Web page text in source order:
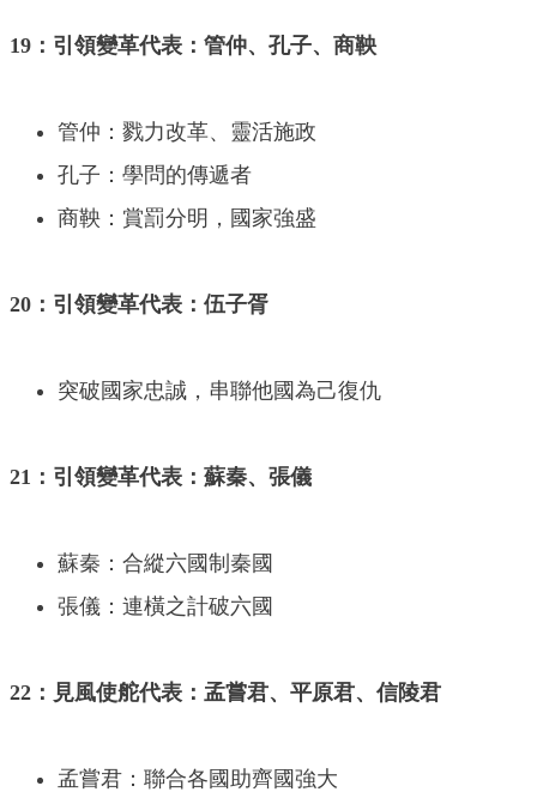
19：引領變革代表：管仲、孔子、商鞅
管仲：戮力改革、靈活施政
孔子：學問的傳遞者
商鞅：賞罰分明，國家強盛
20：引領變革代表：伍子胥
突破國家忠誠，串聯他國為己復仇
21：引領變革代表：蘇秦、張儀
蘇秦：合縱六國制秦國
張儀：連橫之計破六國
22：見風使舵代表：孟嘗君、平原君、信陵君
孟嘗君：聯合各國助齊國強大